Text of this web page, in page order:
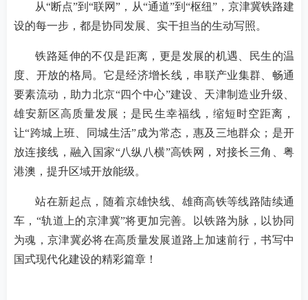
从“断点”到“联网”，从“通道”到“枢纽”，京津冀铁路建
设的每一步，都是协同发展、实干担当的生动写照。
铁路延伸的不仅是距离，更是发展的机遇、民生的温
度、开放的格局。它是经济增长线，串联产业集群、畅通
要素流动，助力北京“四个中心”建设、天津制造业升级、
雄安新区高质量发展；是民生幸福线，缩短时空距离，
让“跨城上班、同城生活”成为常态，惠及三地群众；是开
放连接线，融入国家“八纵八横”高铁网，对接长三角、粤
港澳，提升区域开放能级。
站在新起点，随着京雄快线、雄商高铁等线路陆续通
车， “轨道上的京津冀”将更加完善。以铁路为脉，以协同
为魂，京津冀必将在高质量发展道路上加速前行，书写中
国式现代化建设的精彩篇章！